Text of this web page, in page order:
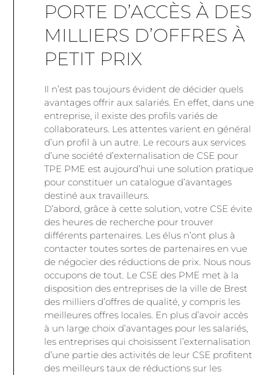
PORTE D’ACCÈS À DES
MILLIERS D’OFFRES À
PETIT PRIX
Il n’est pas toujours évident de décider quels
avantages offrir aux salariés. En effet, dans une
entreprise, il existe des profils variés de
collaborateurs. Les attentes varient en général
d’un profil à un autre. Le recours aux services
d’une société d’externalisation de CSE pour
TPE PME est aujourd’hui une solution pratique
pour constituer un catalogue d’avantages
destiné aux travailleurs.
D’abord, grâce à cette solution, votre CSE évite
des heures de recherche pour trouver
différents partenaires. Les élus n’ont plus à
contacter toutes sortes de partenaires en vue
de négocier des réductions de prix. Nous nous
occupons de tout. Le CSE des PME met à la
disposition des entreprises de la ville de Brest
des milliers d’offres de qualité, y compris les
meilleures offres locales. En plus d’avoir accès
à un large choix d’avantages pour les salariés,
les entreprises qui choisissent l’externalisation
d’une partie des activités de leur CSE profitent
des meilleurs taux de réductions sur les